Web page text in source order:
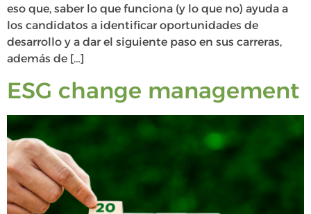
eso que, saber lo que funciona (y lo que no) ayuda a
los candidatos a identificar oportunidades de
desarrollo y a dar el siguiente paso en sus carreras,
además de […]
ESG change management